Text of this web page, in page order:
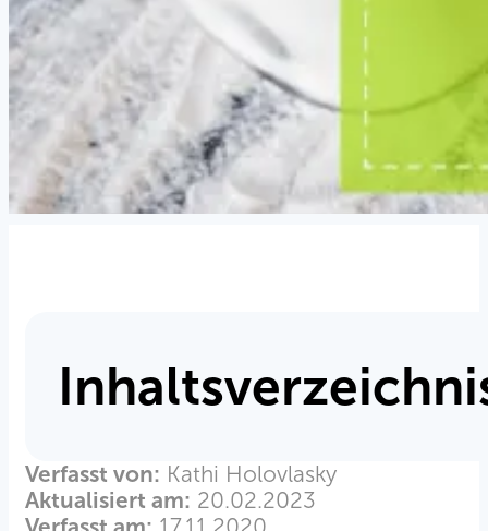
Verfasst von: Kathi Holovlasky
Aktualisiert am: 20.02.2023